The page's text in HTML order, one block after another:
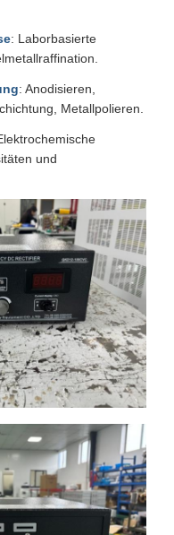
: Laborbasierte
: Anodisieren,
Metallpolieren.
und